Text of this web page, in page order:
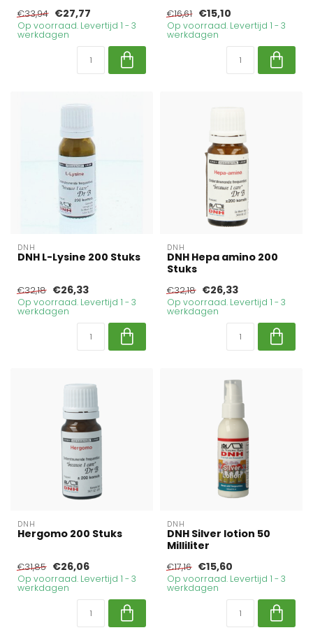
€33,94 €27,77
Op voorraad. Levertijd 1 - 3
werkdagen
€16,61 €15,10
Op voorraad. Levertijd 1 - 3
werkdagen
DNH
DNH L-Lysine 200 Stuks
€32,18 €26,33
Op voorraad. Levertijd 1 - 3
werkdagen
DNH
DNH Hepa amino 200
Stuks
€32,18 €26,33
Op voorraad. Levertijd 1 - 3
werkdagen
DNH
Hergomo 200 Stuks
€31,85 €26,06
Op voorraad. Levertijd 1 - 3
werkdagen
DNH
DNH Silver lotion 50
Milliliter
€17,16 €15,60
Op voorraad. Levertijd 1 - 3
werkdagen